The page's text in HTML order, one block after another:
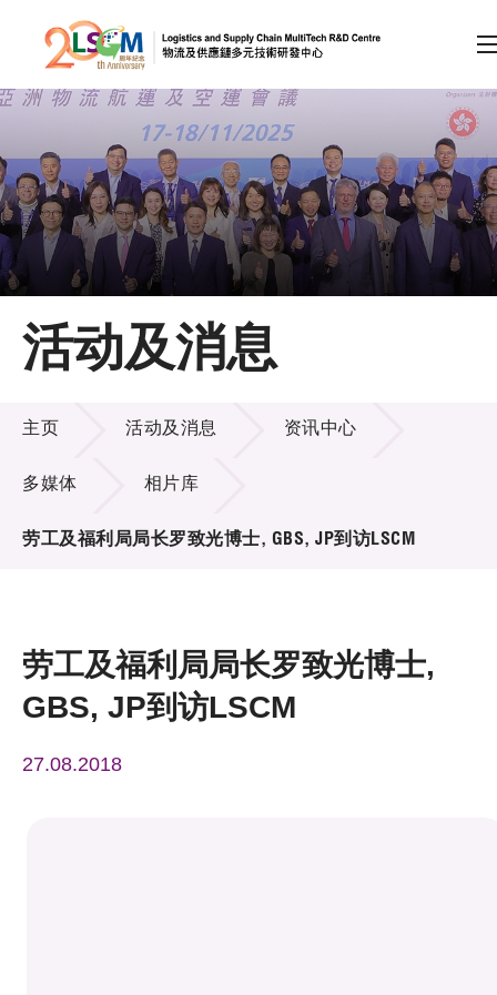
跳到内容（按回车键）
会员登录
A A EN 繁 简
主页
关于LSCM
技术商品化
项目及资助计划
新闻中心
活动及消息
活动及消息
主页 活动及消息 资讯中心
多媒体 相片库
劳工及福利局局长罗致光博士, GBS, JP到访LSCM
劳工及福利局局长罗致光博士,
GBS, JP到访LSCM
27.08.2018